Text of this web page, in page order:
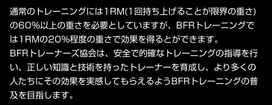
通常のトレーニングには1RM(1回持ち上げることが限界の重さ)
の60%以上の重さを必要としていますが、BFRトレーニングで
は1RMの20%程度の重さで効果を得るとができます。
BFRトレーナーズ協会は、安全で的確なトレーニングの指導を行
い、正しい知識と技術を持ったトレーナーを育成し、より多くの
人たちにその効果を実感してもらえるようBFRトレーニングの普
及を目指します。